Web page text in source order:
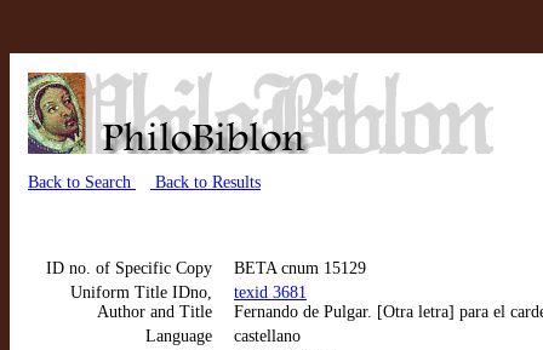
Back to Search Back to Results
ID no. of Specific Copy
BETA cnum 15129
Uniform Title IDno,
Author and Title
texid 3681
Fernando de Pulgar. [Otra letra] para el
Language
castellano